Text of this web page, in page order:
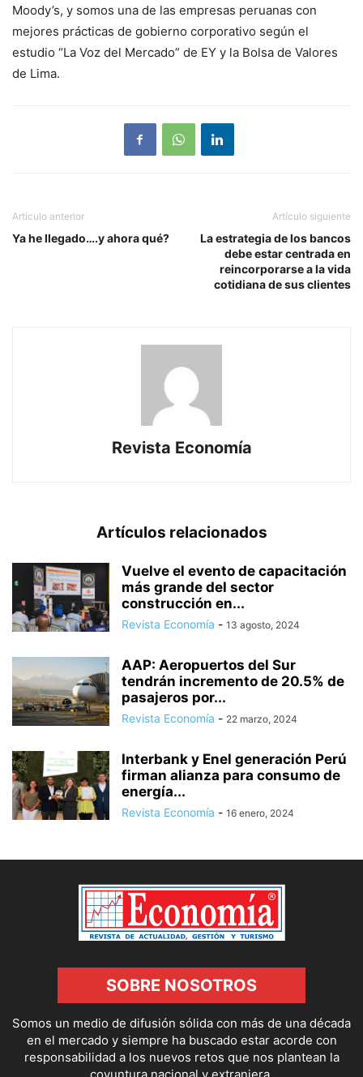
Moody’s, y somos una de las empresas peruanas con
mejores prácticas de gobierno corporativo según el
estudio “La Voz del Mercado” de EY y la Bolsa de Valores
de Lima.
Artículo anterior
Ya he llegado….y ahora qué?
Artículo siguiente
La estrategia de los bancos
debe estar centrada en
reincorporarse a la vida
cotidiana de sus clientes
Revista Economía
Artículos relacionados
Vuelve el evento de capacitación
más grande del sector
construcción en...
Revista Economía - 13 agosto, 2024
AAP: Aeropuertos del Sur
tendrán incremento de 20.5% de
pasajeros por...
Revista Economía - 22 marzo, 2024
Interbank y Enel generación Perú
firman alianza para consumo de
energía...
Revista Economía - 16 enero, 2024
SOBRE NOSOTROS
Somos un medio de difusión sólida con más de una década
en el mercado y siempre ha buscado estar acorde con
responsabilidad a los nuevos retos que nos plantean la
coyuntura nacional y extranjera.